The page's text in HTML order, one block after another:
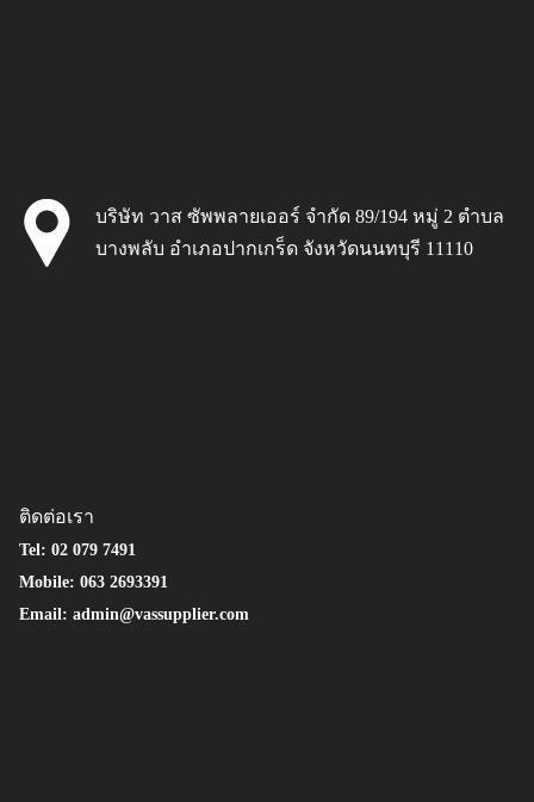
บริษัท วาส ซัพพลายเออร์ จำกัด 89/194 หมู่ 2 ตำบล
บางพลับ อำเภอปากเกร็ด จังหวัดนนทบุรี 11110
ติดต่อเรา
Tel: 02 079 7491
Mobile: 063 2693391
Email: admin@vassupplier.com